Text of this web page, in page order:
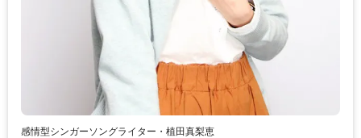
感情型シンガーソングライター・植田真梨恵